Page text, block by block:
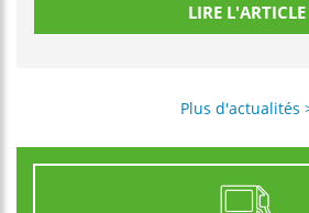
LIRE L'ARTICLE
Plus d'actualités